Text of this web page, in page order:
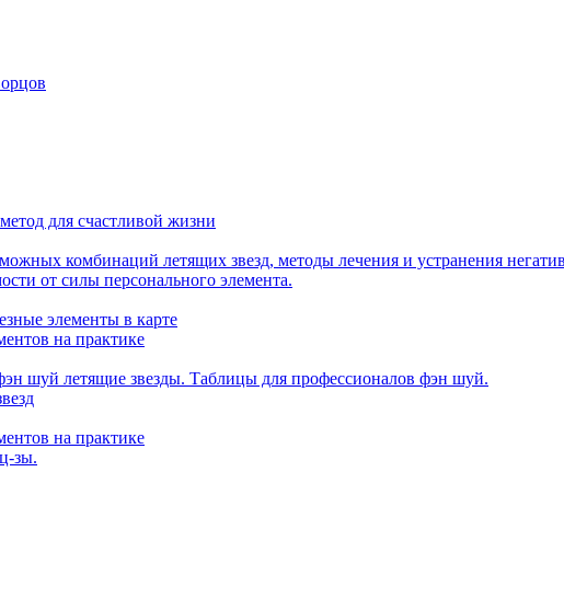
для счастливой жизни
комбинаций летящих звезд, методы лечения и устранения
от силы персонального элемента.
элементы в карте
на практике
шуй летящие звезды. Таблицы для профессионалов фэн шуй.
на практике
зы.